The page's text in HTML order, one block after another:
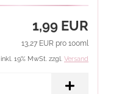
1,99 EUR
13,27 EUR pro 100ml
inkl. 19% MwSt. zzgl. Versand